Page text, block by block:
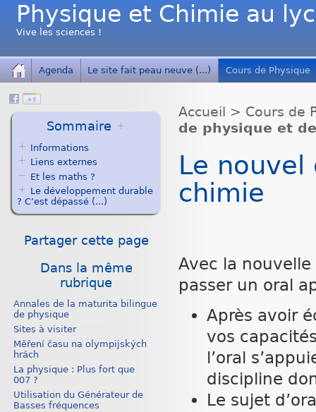
Physique et Chimie au
Vive les sciences !
Agenda Le site fait peau neuve (...) Cours de Physique
Accueil > Cours de
de physique et
Le
chimie
Avec la
passer un oral
Après avoir
vos
l’oral
discipline
Le sujet
Sommaire
Informations
Liens externes
Et les maths ?
Le développement durable
? C’est dépassé (...)
Partager cette page
Dans la même
rubrique
Annales de la maturita bilingue
de physique
Sites à visiter
Měření času na olympijských
hrách
La physique : Plus fort que
007 ?
Utilisation du Générateur de
Basses fréquences